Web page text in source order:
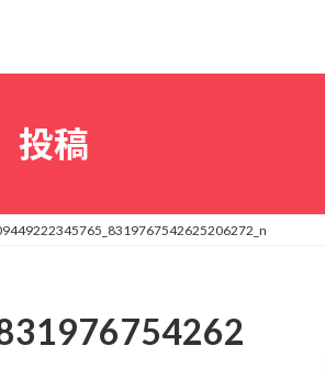
投稿